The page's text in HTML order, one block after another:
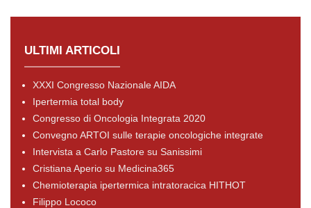
ULTIMI ARTICOLI
XXXI Congresso Nazionale AIDA
Ipertermia total body
Congresso di Oncologia Integrata 2020
Convegno ARTOI sulle terapie oncologiche integrate
Intervista a Carlo Pastore su Sanissimi
Cristiana Aperio su Medicina365
Chemioterapia ipertermica intratoracica HITHOT
Filippo Lococo